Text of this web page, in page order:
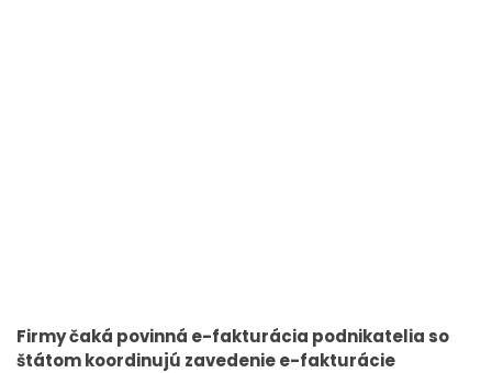
Firmy čaká povinná e-fakturácia podnikatelia so
štátom koordinujú zavedenie e-fakturácie